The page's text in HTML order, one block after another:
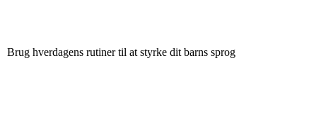
Brug hverdagens rutiner til at styrke dit barns sprog